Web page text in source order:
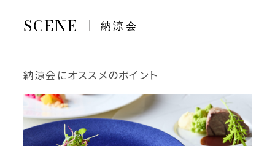
納涼会
納涼会にオススメのポイント